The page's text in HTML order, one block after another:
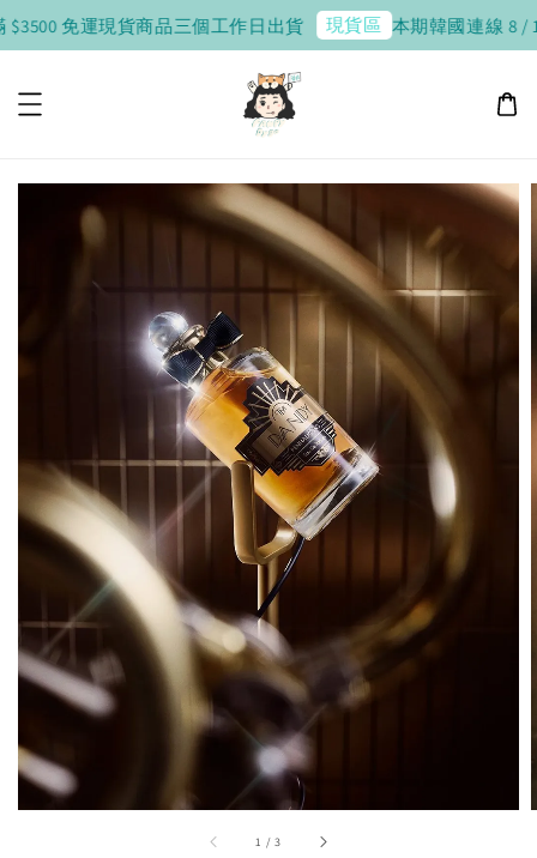
免運現貨商品三個工作日出貨 現貨區 本期韓國連線 8 /
1 /3